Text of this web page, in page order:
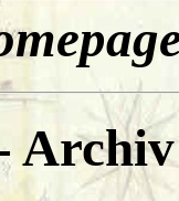
Archiv